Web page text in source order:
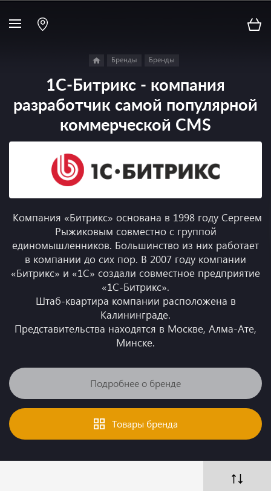
Бренды Бренды
1С-Битрикс - компания
разработчик самой популярной
коммерческой CMS
Компания «Битрикс» основана в 1998 году Сергеем
Рыжиковым совместно с группой
единомышленников. Большинство из них работает
в компании до сих пор. В 2007 году компании
«Битрикс» и «1С» создали совместное предприятие
«1С-Битрикс».
Штаб-квартира компании расположена в
Калининграде.
Представительства находятся в Москве, Алма-Ате,
Минске.
Подробнее о бренде
Товары бренда